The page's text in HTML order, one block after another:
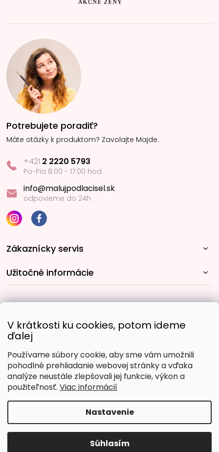
V krátkosti ku cookies, potom ideme
ďalej
Používame súbory cookie, aby sme vám umožnili
pohodlné prehliadanie webovej stránky a vďaka
analýze neustále zlepšovali jej funkcie, výkon a
použiteľnosť. Viac informácií
Nastavenie
Súhlasím
Potrebujete poradiť?
Máte otázky k produktom? Zavolajte Majde.
+421 2 2220 5793
Po-Pia 8:00 - 17:00 hod.
info@malujpodlacisel.sk
odpovieme do 24h
Zákaznícky servis
Užitočné informácie
Obľúbené spôsoby platby:
Copyright 2026Malujpodlacisel.sk. Všetky práva
vyhradené.Upraviť nastavenie cookies